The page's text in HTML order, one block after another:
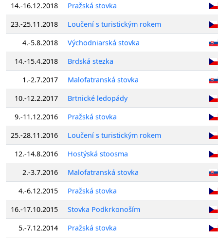
14.-16.12.2018
Pražská stovka
23.-25.11.2018
Loučení s turistickým rokem
4.-5.8.2018
Východniarská stovka
14.-15.4.2018
Brdská stezka
1.-2.7.2017
Malofatranská stovka
10.-12.2.2017
Brtnické ledopády
9.-11.12.2016
Pražská stovka
25.-28.11.2016
Loučení s turistickým rokem
12.-14.8.2016
Hostýská stoosma
2.-3.7.2016
Malofatranská stovka
4.-6.12.2015
Pražská stovka
16.-17.10.2015
Stovka Podkrkonoším
5.-7.12.2014
Pražská stovka